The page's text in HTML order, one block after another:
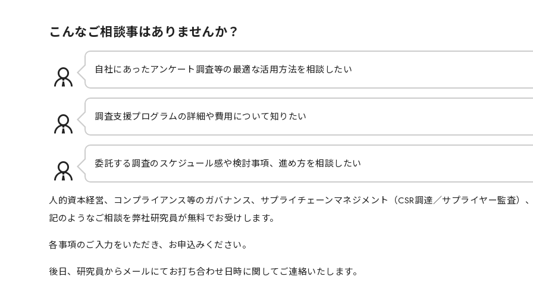
こんなご相談事はありませんか？
自社にあったアンケート調査等の最適な活用方法を相談したい
調査支援プログラムの詳細や費用について知りたい
委託する調査のスケジュール感や検討事項、進め方を相談したい
人的資本経営、コンプライアンス等のガバナンス、サプライチェーンマネジメント（CSR調達／サプライヤー監査
記のようなご相談を弊社研究員が無料でお受けします。
各事項のご入力をいただき、お申込みください。
後日、研究員からメールにてお打ち合わせ日時に関してご連絡いたします。